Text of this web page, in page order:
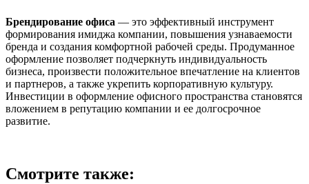
Брендирование офиса — это эффективный инструмент
формирования имиджа компании, повышения узнаваемости
бренда и создания комфортной рабочей среды. Продуманное
оформление позволяет подчеркнуть индивидуальность
бизнеса, произвести положительное впечатление на клиентов
и партнеров, а также укрепить корпоративную культуру.
Инвестиции в оформление офисного пространства становятся
вложением в репутацию компании и ее долгосрочное
развитие.
Смотрите также: